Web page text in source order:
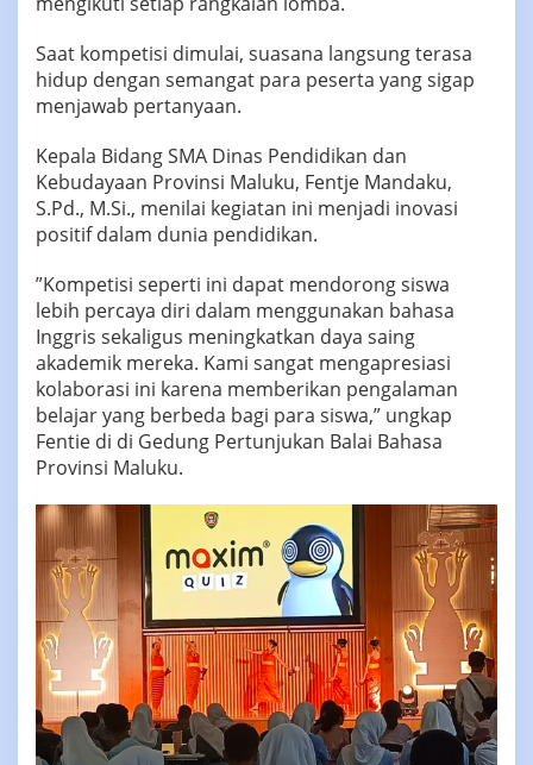
‎Saat kompetisi dimulai, suasana langsung terasa
hidup dengan semangat para peserta yang sigap
menjawab pertanyaan.
‎Kepala Bidang SMA Dinas Pendidikan dan
Kebudayaan Provinsi Maluku, Fentje Mandaku,
S.Pd., M.Si., menilai kegiatan ini menjadi inovasi
positif dalam dunia pendidikan.
‎‎”Kompetisi seperti ini dapat mendorong siswa
lebih percaya diri dalam menggunakan bahasa
Inggris sekaligus meningkatkan daya saing
akademik mereka. Kami sangat mengapresiasi
kolaborasi ini karena memberikan pengalaman
belajar yang berbeda bagi para siswa,” ungkap
Fentie di di Gedung Pertunjukan Balai Bahasa
Provinsi Maluku.